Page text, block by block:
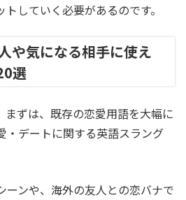
していく必要があるのです。
や気になる相手に使え
選
まずは、既存の恋愛用語を大幅に
・デートに関する英語スラング
ーンや、海外の友人との恋バナで